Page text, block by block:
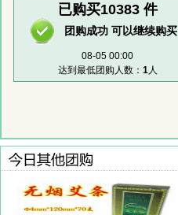
已购买10383 件
团购成功 可以继续购买
08-05 00:00
达到最低团购人数： 1人